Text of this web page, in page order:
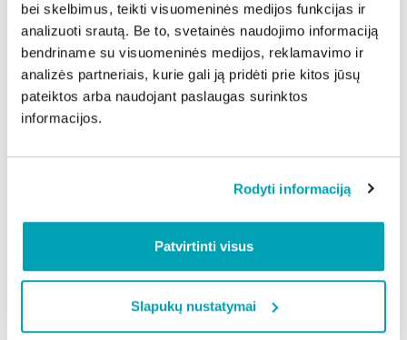
bei skelbimus, teikti visuomeninės medijos funkcijas ir
analizuoti srautą. Be to, svetainės naudojimo informaciją
bendriname su visuomeninės medijos, reklamavimo ir
analizės partneriais, kurie gali ją pridėti prie kitos jūsų
pateiktos arba naudojant paslaugas surinktos
informacijos.
Rodyti informaciją
Patvirtinti visus
Slapukų nustatymai
paremtos loginių klaidų naudojimu. Išmokę
argumentacijos ir šaltinių kritikos, žmonės ne tik
atpažįsta manipuliacijas, bet ir nepasiduoda
emocinei provokacijai, kuri dažniausiai ir skatina
dalytis melu.“
Ekspertas pataria ugdyti „informacinės mitybos
informaciją „dedame į savo galvą“.
Nuo spalio pradžios diskusijų, kurias moderavo laidų
Projektą finansuoja Vokietijos Federacinė Respublika